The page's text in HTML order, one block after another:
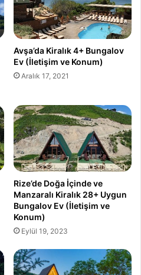
Avşa’da Kiralık 4+ Bungalov
Ev (İletişim ve Konum)
Aralık 17, 2021
Rize’de Doğa İçinde ve
Manzaralı Kiralık 28+ Uygun
Bungalov Ev (İletişim ve
Konum)
Eylül 19, 2023